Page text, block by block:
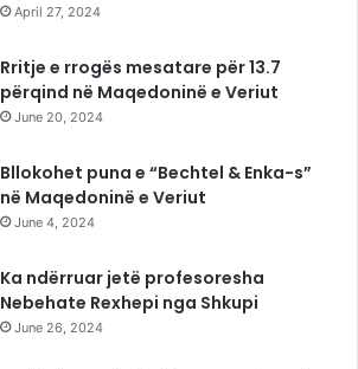
April 27, 2024
Rritje e rrogës mesatare për 13.7
përqind në Maqedoninë e Veriut
June 20, 2024
Bllokohet puna e “Bechtel & Enka-s”
në Maqedoninë e Veriut
June 4, 2024
Ka ndërruar jetë profesoresha
Nebehate Rexhepi nga Shkupi
June 26, 2024